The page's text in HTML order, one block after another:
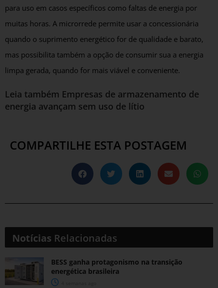
para uso em casos específicos como faltas de energia por
muitas horas. A microrrede permite usar a concessionária
quando o suprimento energético for de qualidade e barato,
mas possibilita também a opção de consumir sua a energia
limpa gerada, quando for mais viável e conveniente.
Leia também Empresas de armazenamento de
energia avançam sem uso de lítio
COMPARTILHE ESTA POSTAGEM
Notícias Relacionadas
BESS ganha protagonismo na transição
energética brasileira